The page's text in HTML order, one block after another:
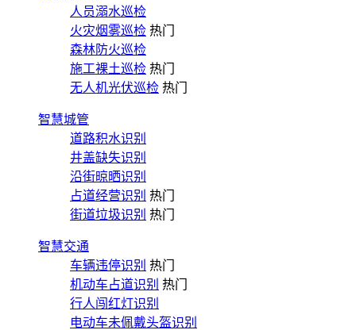
人员溺水巡检
火灾烟雾巡检 热门
森林防火巡检
施工裸土巡检 热门
无人机光伏巡检 热门
智慧城管
道路积水识别
井盖缺失识别
沿街晾晒识别
占道经营识别 热门
街道垃圾识别 热门
智慧交通
车辆违停识别 热门
机动车占道识别 热门
行人闯红灯识别
电动车未佩戴头盔识别